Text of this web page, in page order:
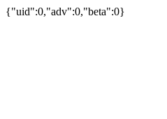
{"uid":0,"adv":0,"beta":0}